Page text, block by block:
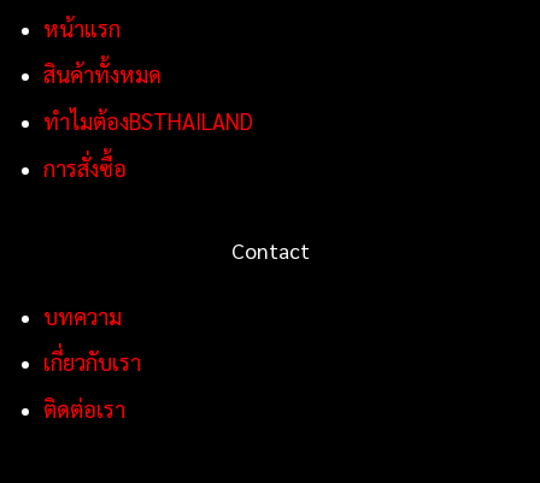
หน้าแรก
สินค้าทั้งหมด
ทำไมต้องBSTHAILAND
การสั่งซื้อ
Contact
บทความ
เกี่ยวกับเรา
ติดต่อเรา